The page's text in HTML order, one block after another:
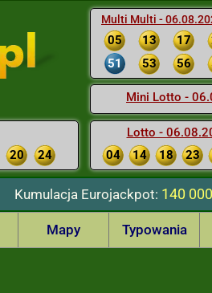
Multi Multi -
05 13 17
51
53 56
Mini Lotto -
Lotto -
04
14 18 23
20 24
KumulacjaEurojackpot: 140
Mapy Typowania